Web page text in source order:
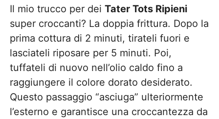
Il mio trucco per dei Tater Tots Ripieni
super croccanti? La doppia frittura. Dopo la
prima cottura di 2 minuti, tirateli fuori e
lasciateli riposare per 5 minuti. Poi,
tuffateli di nuovo nell’olio caldo fino a
raggiungere il colore dorato desiderato.
Questo passaggio “asciuga” ulteriormente
l’esterno e garantisce una croccantezza da